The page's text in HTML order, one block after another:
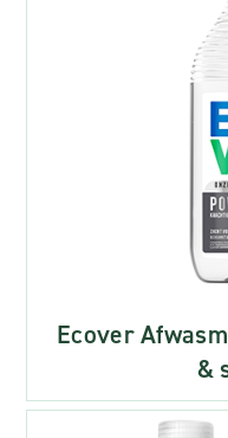
Ecover
&